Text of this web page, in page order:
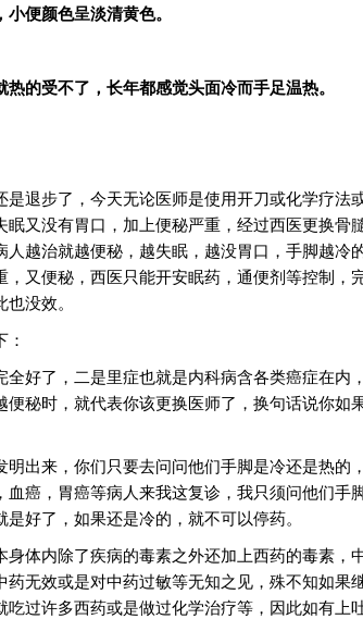
便颜色呈淡清黄色。
的受不了，长年都感觉头面冷而手足温热。
退步了，今天无论医师是使用开刀或化学疗
又没有胃口，加上便秘严重，经过西医更换
越治就越便秘，越失眠，越没胃口，手脚越
又便秘，西医只能开安眠药，通便剂等控制
没效。
好了，二是里症也就是内科病含各类癌症在
秘时，就代表你该更换医师了，换句话说你
出来，你们只要去问问他们手脚是冷还是热
癌，胃癌等病人来我这复诊，我只须问他们
好了，如果还是冷的，就不可以停药。
体内除了疾病的毒素之外还加上西药的毒素
无效或是对中药过敏等无知之见，殊不知如
过许多西药或是做过化学治疗等，因此如有上